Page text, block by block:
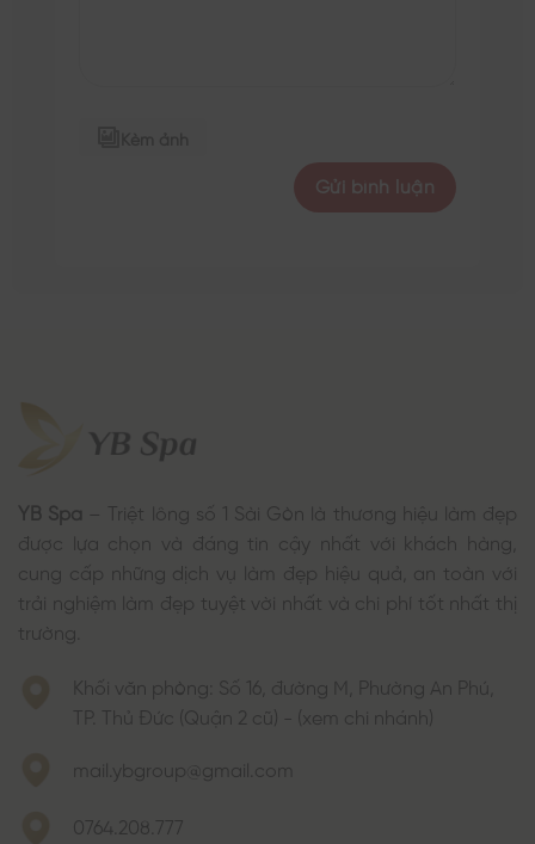
YB Spa – Triệt lông số 1 Sài Gòn là thương hiệu làm đẹp
được lựa chọn và đáng tin cậy nhất với khách hàng,
cung cấp những dịch vụ làm đẹp hiệu quả, an toàn với
trải nghiệm làm đẹp tuyệt vời nhất và chi phí tốt nhất thị
trường.
Khối văn phòng: Số 16, đường M, Phường An Phú,
TP. Thủ Đức (Quận 2 cũ) - (xem chi nhánh)
mail.ybgroup@gmail.com
0764.208.777